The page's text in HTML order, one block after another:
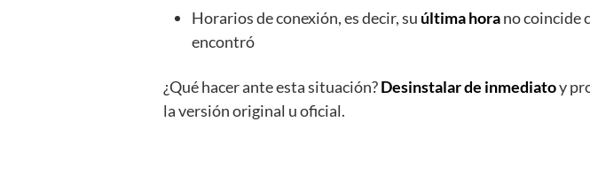
Horarios de conexión, es decir, su última horano coincide
encontró
¿Qué hacer ante esta situación?Desinstalar de inmediatoy
la versión original u oficial.